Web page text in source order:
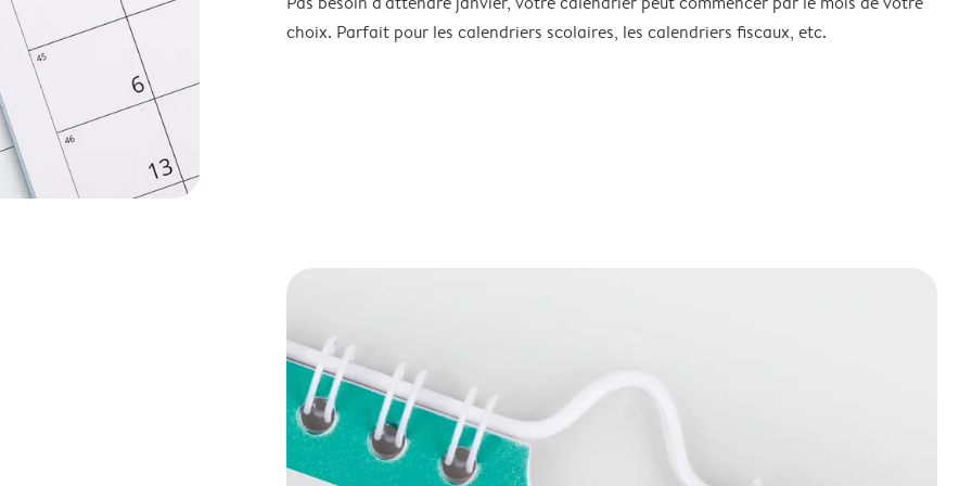
choix. Parfait pour les calendriers scolaires, les calendriers fiscaux, etc.